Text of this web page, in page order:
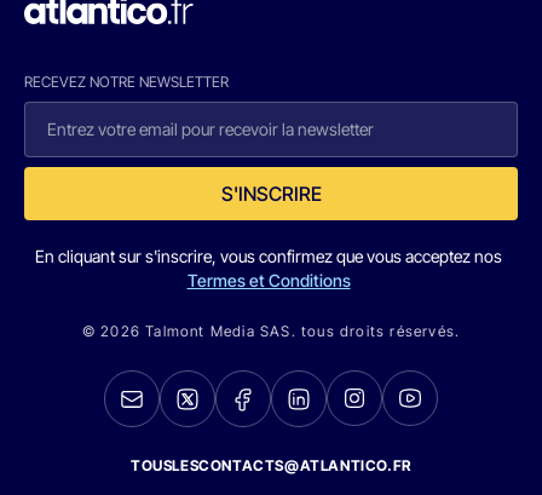
RECEVEZ NOTRE NEWSLETTER
S'INSCRIRE
En cliquant sur s'inscrire, vous confirmez que vous acceptez nos
Termes et Conditions
© 2026 Talmont Media SAS. tous droits réservés.
TOUSLESCONTACTS@ATLANTICO.FR